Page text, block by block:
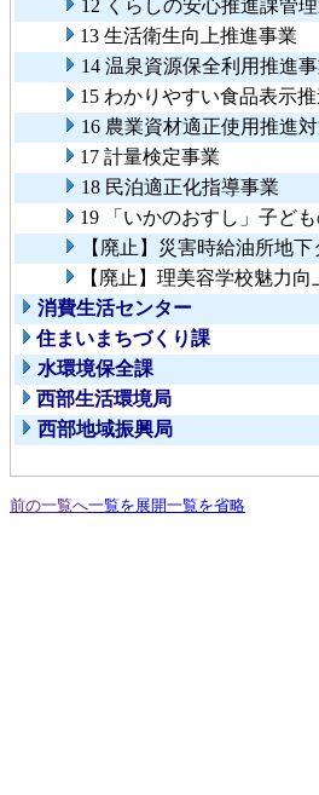
12 くらしの安心推進課管
13 生活衛生向上推進事業
14 温泉資源保全利用推進
15 わかりやすい食品表示
16 農業資材適正使用推進
17 計量検定事業
18 民泊適正化指導事業
19 「いかのおすし」子ど
【廃止】災害時給油所地
【廃止】理美容学校魅力
消費生活センター
住まいまちづくり課
水環境保全課
西部生活環境局
西部地域振興局
前の一覧へ一覧を展開一覧を省略